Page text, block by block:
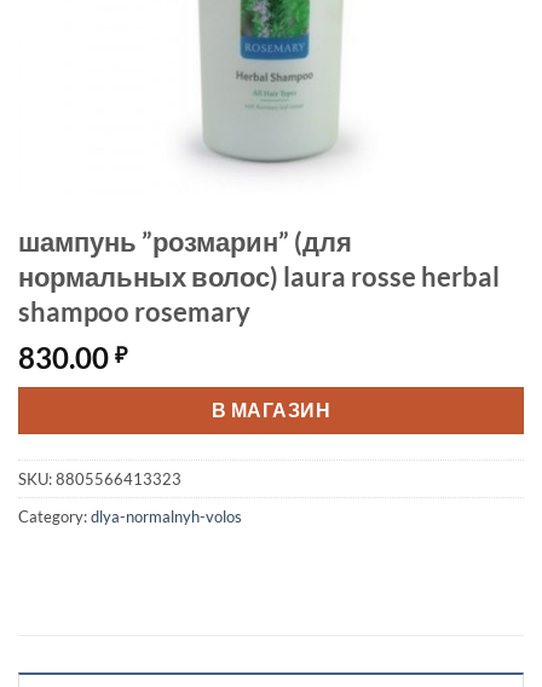
шампунь ”розмарин” (для
нормальных волос) laura rosse herbal
shampoo rosemary
830.00 ₽
В МАГАЗИН
SKU:8805566413323
Category:dlya-normalnyh-volos